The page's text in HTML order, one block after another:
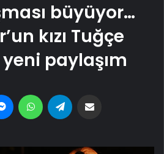
büyüyor…
kızı Tuğçe
paylaşım
MessengerWhatsApp